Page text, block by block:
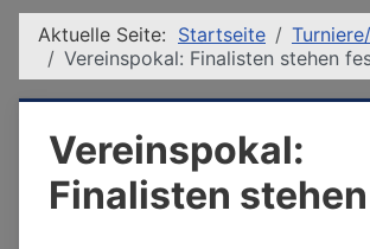
Aktuelle Seite: Startseite
Vereinspokal: Finalisten stehen
Vereinspokal:
Finalisten